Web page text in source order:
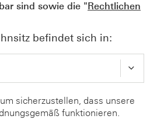
sind sowie die "Rechtlichen
befindet sich in:
sicherzustellen, dass unsere
funktionieren.